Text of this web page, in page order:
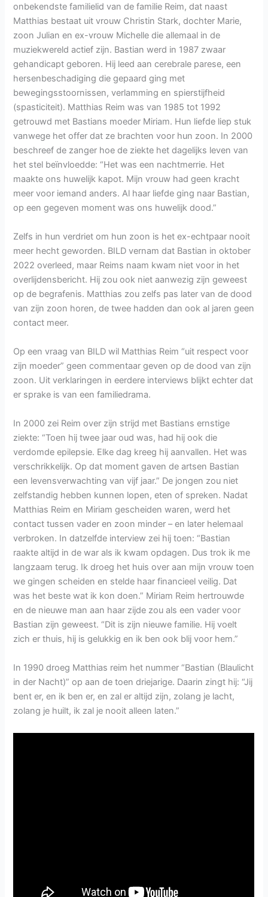
onbekendste familielid van de familie Reim, dat naast
Matthias bestaat uit vrouw Christin Stark, dochter Marie,
zoon Julian en ex-vrouw Michelle die allemaal in de
muziekwereld actief zijn. Bastian werd in 1987 zwaar
gehandicapt geboren. Hij leed aan cerebrale parese, een
hersenbeschadiging die gepaard ging met
bewegingsstoornissen, verlamming en spierstijfheid
(spasticiteit). Matthias Reim was van 1985 tot 1992
getrouwd met Bastians moeder Miriam. Hun liefde liep stuk
vanwege het offer dat ze brachten voor hun zoon. In 2000
beschreef de zanger hoe de ziekte het dagelijks leven van
het stel beïnvloedde: “Het was een nachtmerrie. Het
maakte ons huwelijk kapot. Mijn vrouw had geen kracht
meer voor iemand anders. Al haar liefde ging naar Bastian,
op een gegeven moment was ons huwelijk dood.”
Zelfs in hun verdriet om hun zoon is het ex-echtpaar nooit
meer hecht geworden. BILD vernam dat Bastian in oktober
2022 overleed, maar Reims naam kwam niet voor in het
overlijdensbericht. Hij zou ook niet aanwezig zijn geweest
op de begrafenis. Matthias zou zelfs pas later van de dood
van zijn zoon horen, de twee hadden dan ook al jaren geen
contact meer.
Op een vraag van BILD wil Matthias Reim “uit respect voor
zijn moeder” geen commentaar geven op de dood van zijn
zoon. Uit verklaringen in eerdere interviews blijkt echter dat
er sprake is van een familiedrama.
In 2000 zei Reim over zijn strijd met Bastians ernstige
ziekte: “Toen hij twee jaar oud was, had hij ook die
verdomde epilepsie. Elke dag kreeg hij aanvallen. Het was
verschrikkelijk. Op dat moment gaven de artsen Bastian
een levensverwachting van vijf jaar.” De jongen zou niet
zelfstandig hebben kunnen lopen, eten of spreken. Nadat
Matthias Reim en Miriam gescheiden waren, werd het
contact tussen vader en zoon minder – en later helemaal
verbroken. In datzelfde interview zei hij toen: “Bastian
raakte altijd in de war als ik kwam opdagen. Dus trok ik me
langzaam terug. Ik droeg het huis over aan mijn vrouw toen
we gingen scheiden en stelde haar financieel veilig. Dat
was het beste wat ik kon doen.” Miriam Reim hertrouwde
en de nieuwe man aan haar zijde zou als een vader voor
Bastian zijn geweest. “Dit is zijn nieuwe familie. Hij voelt
zich er thuis, hij is gelukkig en ik ben ook blij voor hem.”
In 1990 droeg Matthias reim het nummer “Bastian (Blaulicht
in der Nacht)” op aan de toen driejarige. Daarin zingt hij: “Jij
bent er, en ik ben er, en zal er altijd zijn, zolang je lacht,
zolang je huilt, ik zal je nooit alleen laten.”